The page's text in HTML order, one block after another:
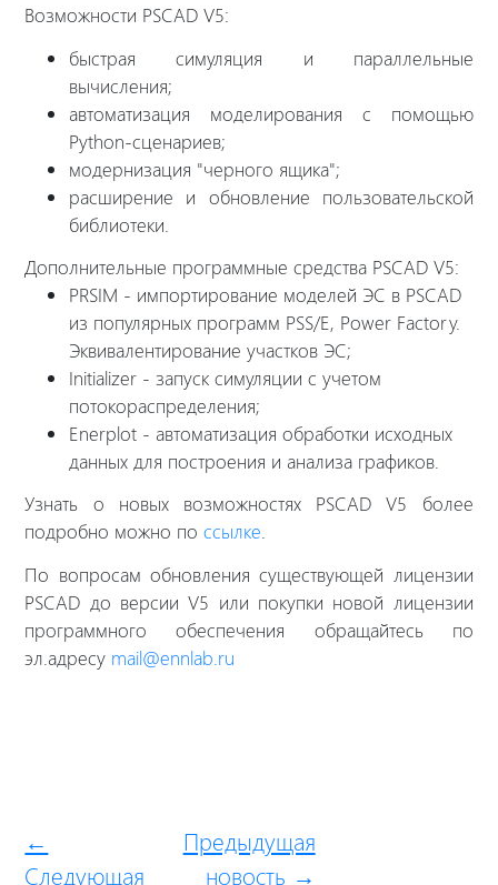
Возможности PSCAD V5:
быстрая симуляция и параллельные
вычисления;
автоматизация моделирования с помощью
Python-сценариев;
модернизация "черного ящика";
расширение и обновление пользовательской
библиотеки.
Дополнительные программные средства PSCAD V5:
PRSIM - импортирование моделей ЭС в PSCAD
из популярных программ PSS/E, Power Factory.
Эквивалентирование участков ЭС;
Initializer - запуск симуляции с учетом
потокораспределения;
Enerplot - автоматизация обработки исходных
данных для построения и анализа графиков.
Узнать о новых возможностях PSCAD V5 более
подробно можно поссылке
По вопросам обновления существующей лицензии
PSCAD до версии V5 или покупки новой лицензии
программного обеспечения обращайтесь по
эл.адресу mail@ennlab.ru
←
Следующая
Предыдущая
новость →